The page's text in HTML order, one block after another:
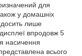
для
у домашніх
досить лише
впродовж 5
насичення
всього